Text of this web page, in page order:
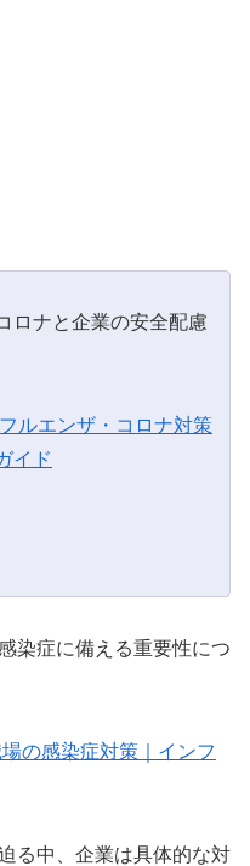
ロナと企業の安全配慮
ルエンザ・コロナ対策
イド
染症に備える重要性につ
の感染症対策｜インフ
る中、企業は具体的な対